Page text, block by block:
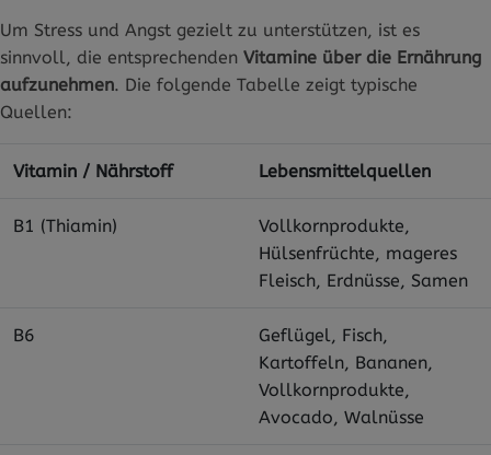
Um Stress und Angst gezielt zu unterstützen, ist es
sinnvoll, die entsprechenden Vitamine über die Ernährung
aufzunehmen. Die folgende Tabelle zeigt typische
Quellen:
Vitamin / Nährstoff Lebensmittelquellen
B1 (Thiamin)
Vollkornprodukte,
Hülsenfrüchte, mageres
Fleisch, Erdnüsse, Samen
B6
Geflügel, Fisch,
Kartoffeln, Bananen,
Vollkornprodukte,
Avocado, Walnüsse